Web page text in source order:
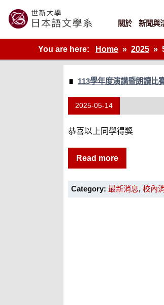
content
世新大學教學單位的網站
關於 新聞與
You are here: Home 2025
113學年度演講暨朗讀比
2025-05-14
恭喜以上同學得獎
Read more
Category: 最新消息, 校內